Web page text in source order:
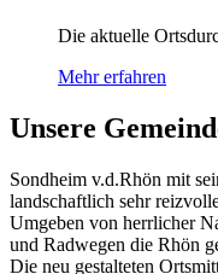
Die aktuelle
Mehr erfahren
Unsere
Sondheim v.d.Rhön mit
landschaftlich sehr
Umgeben von herrlicher
und Radwegen die Rhön
Die neu gestalteten